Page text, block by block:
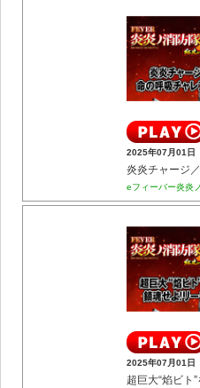
2025年07月01日
eフィーバー炎炎
2025年07月01日